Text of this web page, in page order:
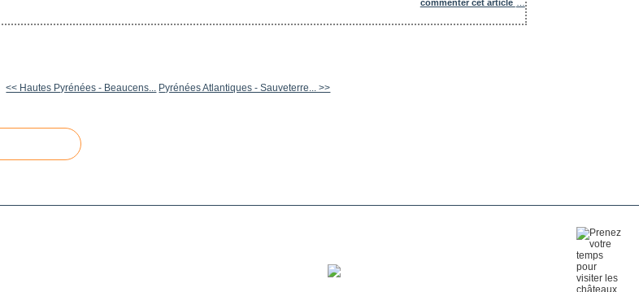
commenter cet article
<< Hautes Pyrénées - Beaucens... Pyrénées Atlantiques - Sauveterre... >>